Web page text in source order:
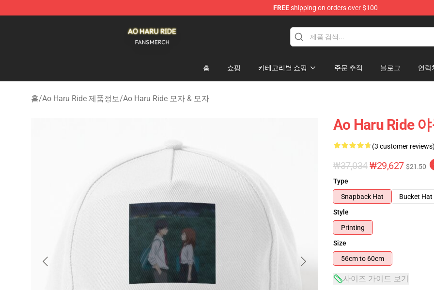
FREEshipping on orders over $100
홈 쇼핑 카테고리별 쇼핑 주문 추적 블로그 연락
홈/Ao Haru Ride 제품정보/Ao Haru Ride 모자 & 모자
Ao Haru Ride
(3 customer
₩37,034₩29,627 $21.50
Type
Snapback Hat
Bucket Hat
Style
Printing
Size
56cm to 60cm
사이즈 가이드 보기